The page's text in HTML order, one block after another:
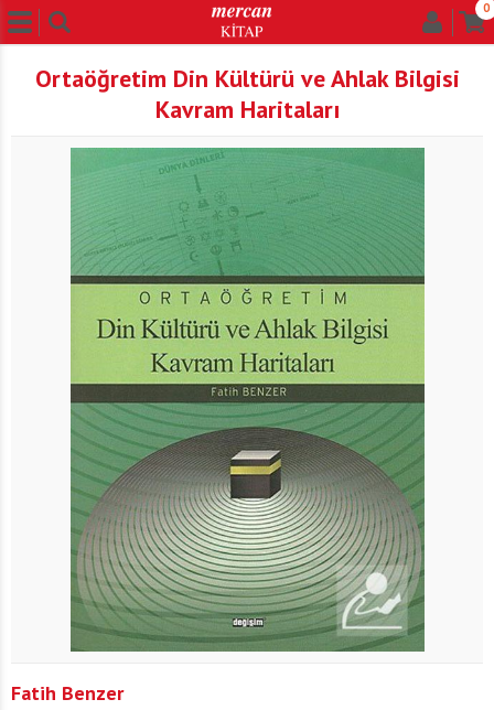
0
Ortaöğretim Din Kültürü ve Ahlak Bilgisi
Kavram Haritaları
Fatih Benzer